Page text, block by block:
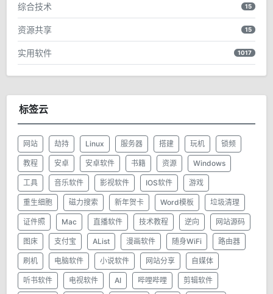
综合技术 15
资源共享 15
实用软件 1017
标签云
网站 劫持 Linux 服务器 搭建 玩机 锁频
教程 安卓 安卓软件 书籍 资源 Windows
工具 音乐软件 影视软件 IOS软件 游戏
重生细胞 磁力搜索 新年贺卡 Word模板 垃圾清理
证件照 Mac 直播软件 技术教程 逆向 网站源码
图床 支付宝 AList 漫画软件 随身WiFi 路由器
刷机 电脑软件 小说软件 网站分享 自媒体
听书软件 电视软件 AI 哔哩哔哩 剪辑软件